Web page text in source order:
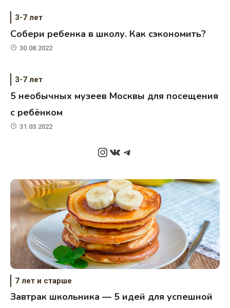
3-7 лет
Собери ребенка в школу. Как сэкономить?
30.08.2022
3-7 лет
5 необычных музеев Москвы для посещения
с ребёнком
31.03.2022
Instagram
ВКонтакте
Telegram
7 лет и старше
Завтрак школьника — 5 идей для успешной